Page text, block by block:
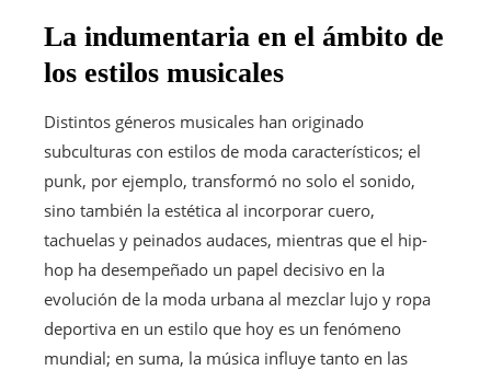
La indumentaria en el ámbito de
los estilos musicales
Distintos géneros musicales han originado
subculturas con estilos de moda característicos; el
punk, por ejemplo, transformó no solo el sonido,
sino también la estética al incorporar cuero,
tachuelas y peinados audaces, mientras que el hip-
hop ha desempeñado un papel decisivo en la
evolución de la moda urbana al mezclar lujo y ropa
deportiva en un estilo que hoy es un fenómeno
mundial; en suma, la música influye tanto en las